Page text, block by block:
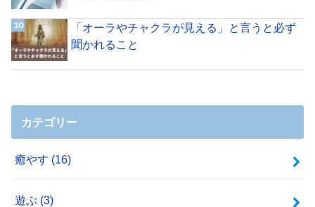
「オーラやチャクラが見える」と言うと必ず
聞かれること
カテゴリー
癒やす (16)
遊ぶ (3)